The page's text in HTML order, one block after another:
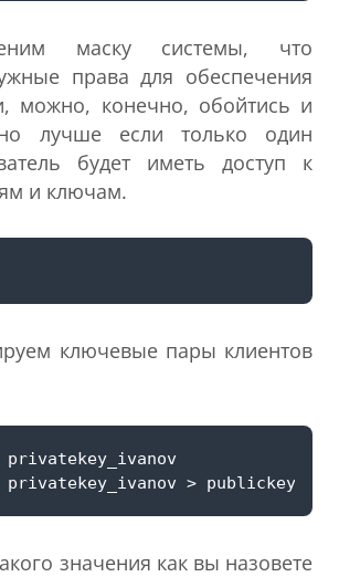
маску системы, что
права для обеспечения
можно, конечно, обойтись и
лучше если только один
будет иметь доступ к
и ключам.
ключевые пары клиентов
значения как вы назовете